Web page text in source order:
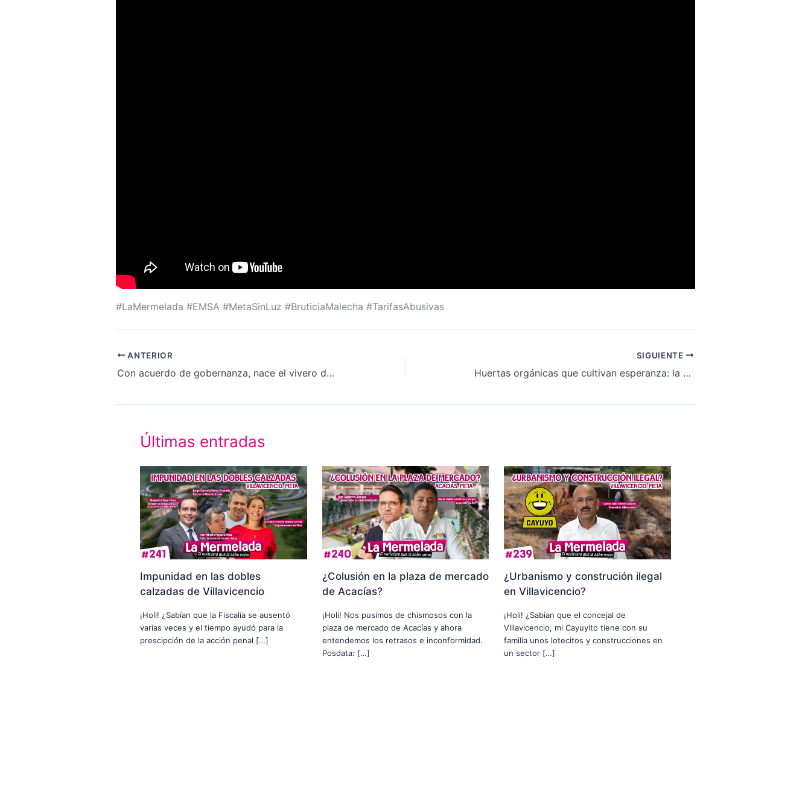
#LaMermelada #EMSA #MetaSinLuz #BruticiaMalecha #TarifasAbusivas
ANTERIOR
Con acuerdo de gobernanza, nace el vivero de «Aula Viva» en el humedal Coroncoro
SIGUIENTE
Huertas orgánicas que cultivan esperanza: la historia de Adelaida Mondragón en Alto Guapaya
Últimas entradas
Impunidad en las dobles
calzadas de Villavicencio
¡Holi! ¿Sabían que la Fiscalía se ausentó
varias veces y el tiempo ayudó para la
prescipción de la acción penal […]
¿Colusión en la plaza de mercado
de Acacías?
¡Holi! Nos pusimos de chismosos con la
plaza de mercado de Acacías y ahora
entendemos los retrasos e inconformidad.
Posdata: […]
¿Urbanismo y construción ilegal
en Villavicencio?
¡Holi! ¿Sabían que el concejal de
Villavicencio, mi Cayuyito tiene con su
familia unos lotecitos y construcciones en
un sector […]